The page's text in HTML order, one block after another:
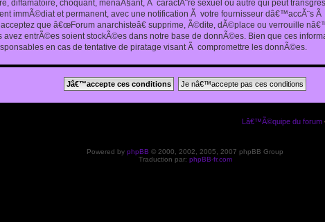
diffamatoire, choquant, menaÃ§ant, Ã caractÃ¨re sexuel ou autre qui peut
immÃ©diat et permanent, avec une notification Ã votre fournisseur dâ€™accÃ¨s
que â€œForum anarchisteâ€ supprime, Ã©dite, dÃ©place ou verrouille
entrÃ©es soient stockÃ©es dans notre base de donnÃ©es. Bien que ces
en cas de tentative de piratage visant Ã compromettre les donnÃ©es.
Lâ€™Ã©quipe du forum
Powered by phpBB © 2000, 2002, 2005, 2007 phpBB Group
Traduction par: phpBB-fr.com